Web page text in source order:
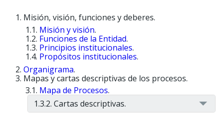
Misión, visión, funciones y deberes.
Misión y visión.
Funciones de la Entidad.
Principios institucionales.
Propósitos institucionales.
Organigrama.
Mapas y cartas descriptivas de los procesos.
Mapa de Procesos.
1.3.2. Cartas descriptivas.